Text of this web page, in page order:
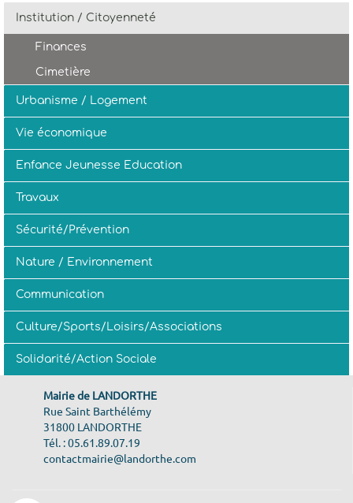
Institution / Citoyenneté
Finances
Cimetière
Urbanisme / Logement
Vie économique
Enfance Jeunesse Education
Travaux
Sécurité/Prévention
Nature / Environnement
Communication
Culture/Sports/Loisirs/Associations
Solidarité/Action Sociale
Mairie de LANDORTHE
Rue Saint Barthélémy
31800 LANDORTHE
Tél. : 05.61.89.07.19
contactmairie@landorthe.com